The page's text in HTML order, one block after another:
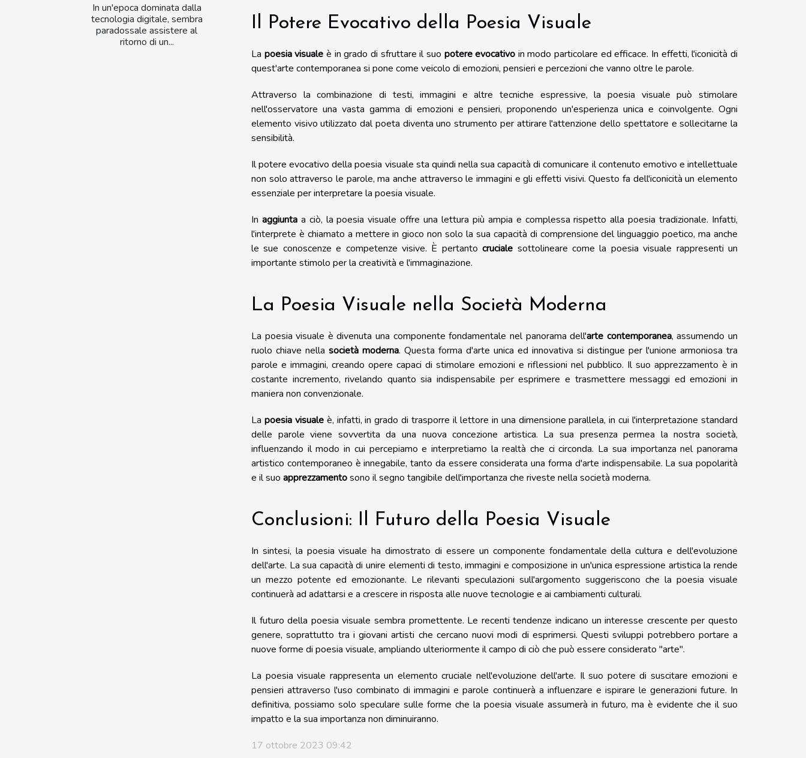
In un'epoca dominata dalla
tecnologia digitale, sembra
paradossale assistere al
ritorno di un...
Il Potere Evocativo della Poesia Visuale
La poesia visuale è in grado di sfruttare il suo potere evocativo in modo particolare ed efficace. In effetti, l'iconicità di
quest'arte contemporanea si pone come veicolo di emozioni, pensieri e percezioni che vanno oltre le parole.
Attraverso la combinazione di testi, immagini e altre tecniche espressive, la poesia visuale può stimolare
nell'osservatore una vasta gamma di emozioni e pensieri, proponendo un'esperienza unica e coinvolgente. Ogni
elemento visivo utilizzato dal poeta diventa uno strumento per attirare l'attenzione dello spettatore e sollecitarne la
sensibilità.
Il potere evocativo della poesia visuale sta quindi nella sua capacità di comunicare il contenuto emotivo e intellettuale
non solo attraverso le parole, ma anche attraverso le immagini e gli effetti visivi. Questo fa dell'iconicità un elemento
essenziale per interpretare la poesia visuale.
In aggiuntaa ciò, la poesia visuale offre una lettura più ampia e complessa rispetto alla poesia tradizionale. Infatti,
l'interprete è chiamato a mettere in gioco non solo la sua capacità di comprensione del linguaggio poetico, ma anche
le sue conoscenze e competenze visive. È pertantocruciale sottolineare come la poesia visuale rappresenti un
importante stimolo per la creatività e l'immaginazione.
La Poesia Visuale nella Società Moderna
La poesia visuale è divenuta una componente fondamentale nel panorama dell'arte contemporanea, assumendo un
ruolo chiave nella società moderna. Questa forma d'arte unica ed innovativa si distingue per l'unione armoniosa tra
parole e immagini, creando opere capaci di stimolare emozioni e riflessioni nel pubblico. Il suo apprezzamento è in
costante incremento, rivelando quanto sia indispensabile per esprimere e trasmettere messaggi ed emozioni in
maniera non convenzionale.
La poesia visualeè, infatti, in grado di trasporre il lettore in una dimensione parallela, in cui l'interpretazione standard
delle parole viene sovvertita da una nuova concezione artistica. La sua presenza permea la nostra società,
influenzando il modo in cui percepiamo e interpretiamo la realtà che ci circonda. La sua importanza nel panorama
artistico contemporaneo è innegabile, tanto da essere considerata una forma d'arte indispensabile. La sua popolarità
e il suo apprezzamentosono il segno tangibile dell'importanza che riveste nella società moderna.
Conclusioni: Il Futuro della Poesia Visuale
In sintesi, la poesia visuale ha dimostrato di essere un componente fondamentale della cultura e dell'evoluzione
dell'arte. La sua capacità di unire elementi di testo, immagini e composizione in un'unica espressione artistica la rende
un mezzo potente ed emozionante. Le rilevanti speculazioni sull'argomento suggeriscono che la poesia visuale
continuerà ad adattarsi e a crescere in risposta alle nuove tecnologie e ai cambiamenti culturali.
Il futuro della poesia visuale sembra promettente. Le recenti tendenze indicano un interesse crescente per questo
genere, soprattutto tra i giovani artisti che cercano nuovi modi di esprimersi. Questi sviluppi potrebbero portare a
nuove forme di poesia visuale, ampliando ulteriormente il campo di ciò che può essere considerato "arte".
La poesia visuale rappresenta un elemento cruciale nell'evoluzione dell'arte. Il suo potere di suscitare emozioni e
pensieri attraverso l'uso combinato di immagini e parole continuerà a influenzare e ispirare le generazioni future. In
definitiva, possiamo solo speculare sulle forme che la poesia visuale assumerà in futuro, ma è evidente che il suo
impatto e la sua importanza non diminuiranno.
17 ottobre 2023 09:42